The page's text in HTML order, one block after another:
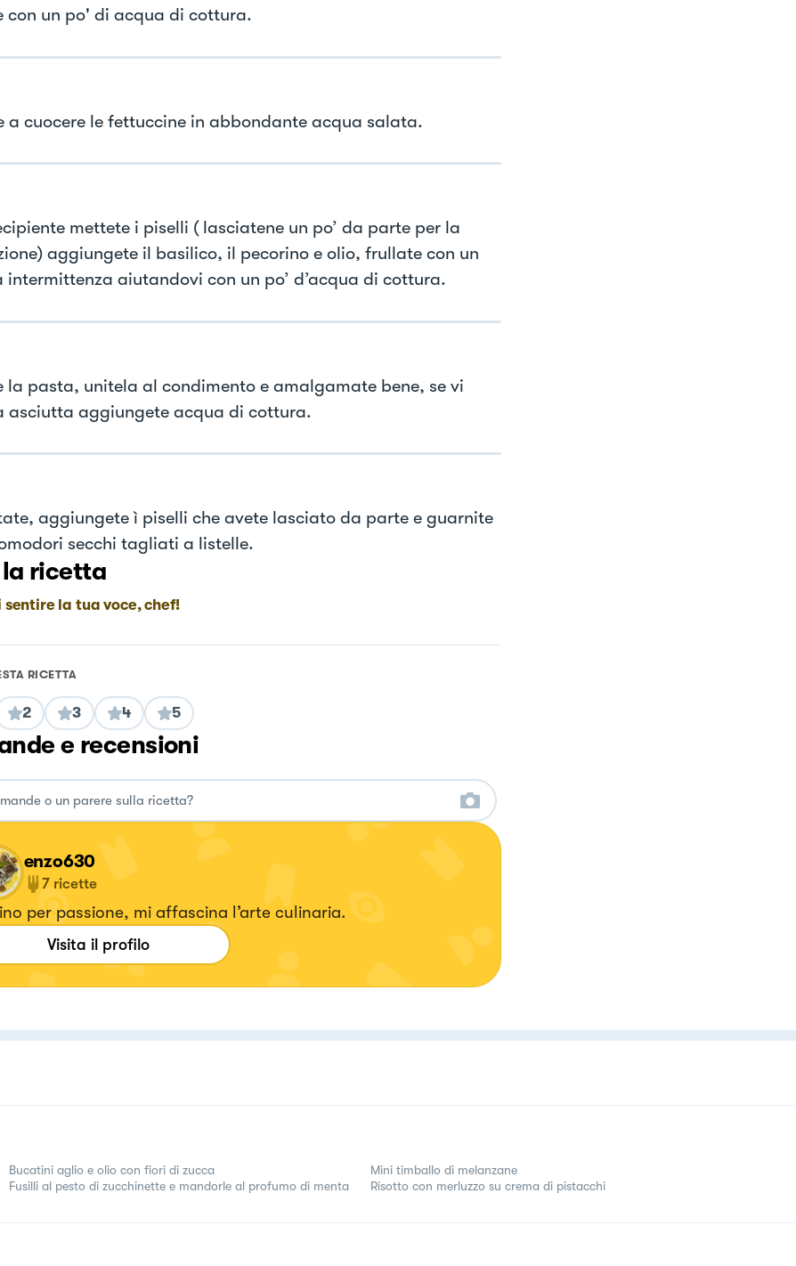
con un po' di acqua di cottura.
a cuocere le fettuccine in abbondante acqua salata.
mettete i piselli ( lasciatene un po’ da parte per la
aggiungete il basilico, il pecorino e olio, frullate con un
intermittenza aiutandovi con un po’ d’acqua di cottura.
la pasta, unitela al condimento e amalgamate bene, se vi
asciutta aggiungete acqua di cottura.
aggiungete ì piselli che avete lasciato da parte e guarnite
secchi tagliati a listelle.
ricetta
sentire la tua voce, chef!
RICETTA
2 3 4 5
e recensioni
enzo630
7 ricette
per passione, mi affascina l’arte culinaria.
Visita il profilo
Bucatini aglio e olio con fiori di zucca
Fusilli al pesto di zucchinette e mandorle al profumo di menta
Mini timballo di melanzane
Risotto con merluzzo su crema di pistacchi